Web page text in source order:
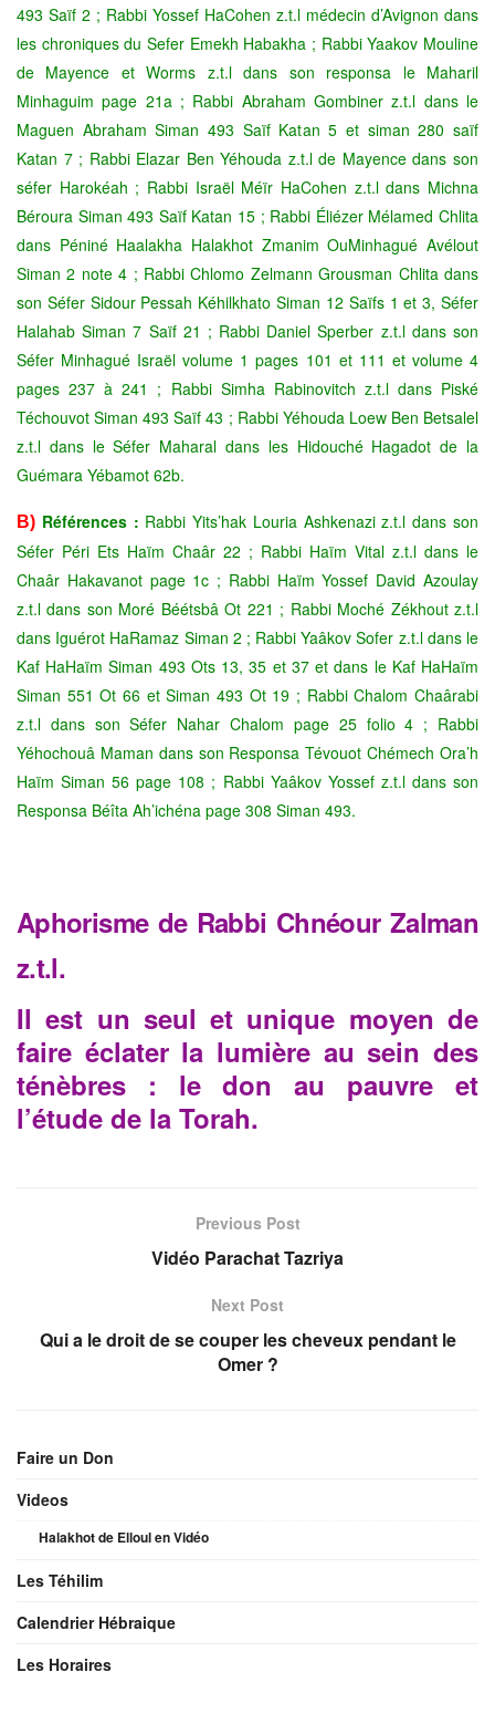
493 Saïf 2 ; Rabbi Yossef HaCohen z.t.l médecin d’Avignon dans
les chroniques du Sefer Emekh Habakha ; Rabbi Yaakov Mouline
de Mayence et Worms z.t.l dans son responsa le Maharil
Minhaguim page 21a ; Rabbi Abraham Gombiner z.t.l dans le
Maguen Abraham Siman 493 Saïf Katan 5 et siman 280 saïf
Katan 7 ; Rabbi Elazar Ben Yéhouda z.t.lde Mayence dans son
séfer Harokéah ; Rabbi Israël Méïr HaCohen z.t.l dans Michna
Béroura Siman 493 Saïf Katan 15 ; Rabbi Éliézer Mélamed Chlita
dans Péniné Haalakha Halakhot Zmanim OuMinhagué Avélout
Siman 2 note 4 ; Rabbi Chlomo Zelmann Grousman Chlita dans
son Séfer Sidour Pessah Kéhilkhato Siman 12 Saïfs 1 et 3, Séfer
Halahab Siman 7 Saïf 21 ; Rabbi Daniel Sperber z.t.l dans son
Séfer Minhagué Israël volume 1 pages 101 et 111 et volume 4
pages 237 à 241 ; Rabbi Simha Rabinovitch z.t.l dans Piské
Téchouvot Siman 493 Saïf 43 ; Rabbi Yéhouda Loew Ben Betsalel
z.t.l dans le Séfer Maharal dans les Hidouché Hagadot de la
Guémara Yébamot 62b.
B) Références : Rabbi Yits’hak Louria Ashkenazi z.t.l dans son
Séfer Péri Ets Haïm Chaâr 22 ; Rabbi Haïm Vital z.t.l dans le
Chaâr Hakavanot page 1c ; Rabbi Haïm Yossef David Azoulay
z.t.l dans son Moré Béétsbâ Ot 221 ; Rabbi Moché Zékhout z.t.l
dans Iguérot HaRamaz Siman 2 ; Rabbi Yaâkov Sofer z.t.l dans le
Kaf HaHaïm Siman 493 Ots 13, 35 et 37 et dans le Kaf HaHaïm
Siman 551 Ot 66 et Siman 493 Ot 19 ; Rabbi Chalom Chaârabi
z.t.l dans son Séfer Nahar Chalom page 25 folio 4 ; Rabbi
Yéhochouâ Maman dans son Responsa Tévouot Chémech Ora’h
Haïm Siman 56 page 108 ; Rabbi Yaâkov Yossef z.t.l dans son
Responsa Béîta Ah’ichéna page 308 Siman 493.
Aphorisme de Rabbi Chnéour Zalman
z.t.l.
Il est un seul et unique moyen de
faire éclater la lumière au sein des
ténèbres : le don au pauvre et
l’étude de la Torah.
Previous Post
Vidéo Parachat Tazriya
Next Post
Qui a le droit de se couper les cheveux pendant le
Omer ?
Faire un Don
Videos
Halakhot de Elloul en Vidéo
Les Téhilim
Calendrier Hébraique
Les Horaires